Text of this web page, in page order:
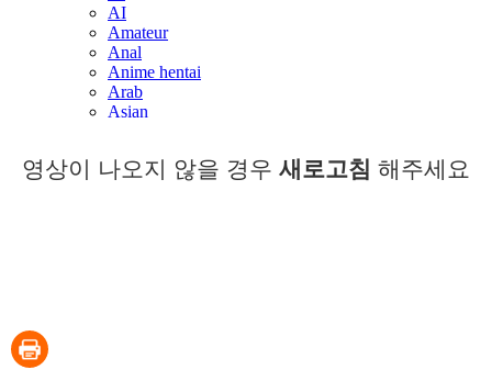
영상이 나오지 않을 경우 새로고침 해주세요